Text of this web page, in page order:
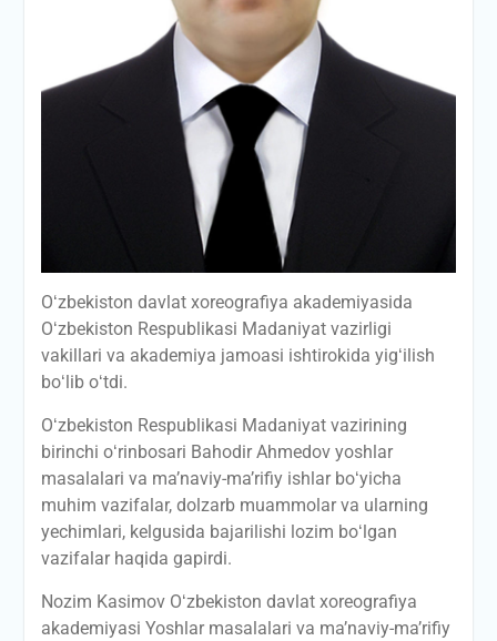
Oʻzbekiston davlat xoreografiya akademiyasida
Oʻzbekiston Respublikasi Madaniyat vazirligi
vakillari va akademiya jamoasi ishtirokida yigʻilish
boʻlib oʻtdi.
Oʻzbekiston Respublikasi Madaniyat vazirining
birinchi oʻrinbosari Bahodir Ahmedov yoshlar
masalalari va maʼnaviy-maʼrifiy ishlar boʻyicha
muhim vazifalar, dolzarb muammolar va ularning
yechimlari, kelgusida bajarilishi lozim boʻlgan
vazifalar haqida gapirdi.
Nozim Kasimov Oʻzbekiston davlat xoreografiya
akademiyasi Yoshlar masalalari va maʼnaviy-maʼrifiy